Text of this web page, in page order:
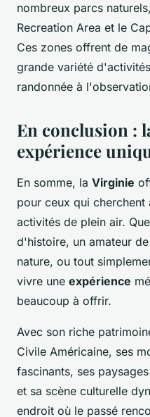
nombreux parcs
Recreation Area et le
Ces zones offrent de
grande variété
randonnée à
En conclusion :
expérience
En somme, la Virginie
pour ceux qui
activités de plein air.
d'histoire, un amateur
nature, ou tout
vivre une expérience
beaucoup à offrir.
Avec son riche
Civile Américaine, ses
fascinants, ses
et sa scène culturelle
endroit où le passé